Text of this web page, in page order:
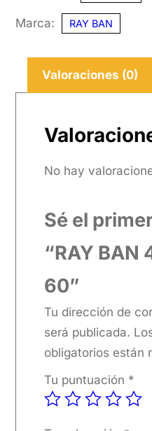
Marca: RAY BAN
Valoraciones (0)
No hay
Sé el
“RAY BAN
60”
Tu dirección de
será publicada.
obligatorios están
Tu puntuación *